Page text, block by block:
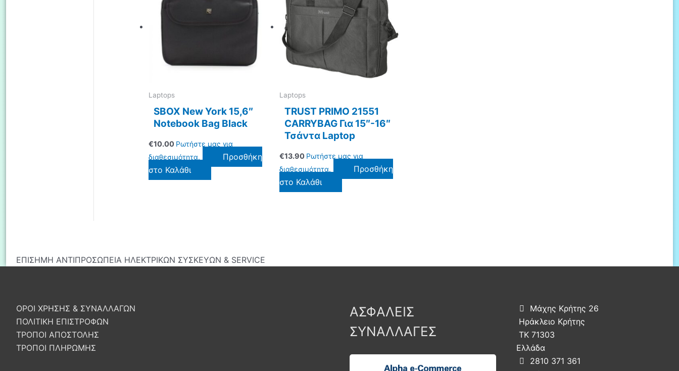
Laptops
SBOX New York 15,6″
Notebook Bag Black
€10.00 Ρωτήστε μας για
διαθεσιμότητα.
Προσθήκη
στο Καλάθι
Laptops
TRUST PRIMO 21551
CARRYBAG Για 15″-16″
Τσάντα Laptop
€13.90 Ρωτήστε μας για
διαθεσιμότητα.
Προσθήκη
στο Καλάθι
ΕΠΙΣΗΜΗ ΑΝΤΙΠΡΟΣΩΠΕΙΑ ΗΛΕΚΤΡΙΚΩΝ ΣΥΣΚΕΥΩΝ & SERVICE
ΟΡΟΙ ΧΡΗΣΗΣ & ΣΥΝΑΛΛΑΓΩΝ
ΠΟΛΙΤΙΚΗ ΕΠΙΣΤΡΟΦΩΝ
ΤΡΟΠΟΙ ΑΠΟΣΤΟΛΗΣ
ΤΡΟΠΟΙ ΠΛΗΡΩΜΗΣ
ΑΣΦΑΛΕΙΣ
ΣΥΝΑΛΛΑΓΕΣ

Μάχης Κρήτης 26
Ηράκλειο Κρήτης
ΤΚ 71303
Ελλάδα
 2810 371 361